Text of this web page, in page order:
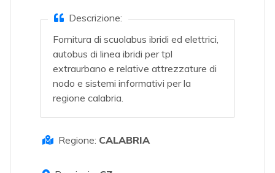
Descrizione:
Fornitura di scuolabus ibridi ed elettrici,
autobus di linea ibridi per tpl
extraurbano e relative attrezzature di
nodo e sistemi informativi per la
regione calabria.
Regione: CALABRIA